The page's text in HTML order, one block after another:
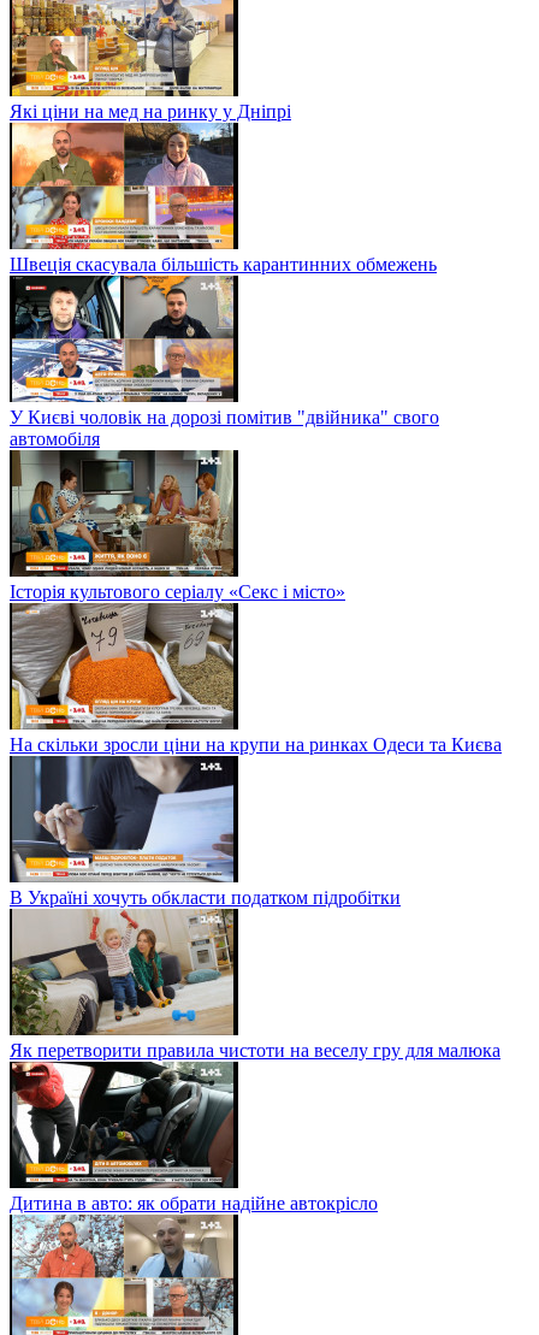
Які ціни на мед на ринку у Дніпрі
Швеція скасувала більшість карантинних обмежень
У Києві чоловік на дорозі помітив "двійника" свого
автомобіля
Історія культового серіалу «Секс і місто»
На скільки зросли ціни на крупи на ринках Одеси та Києва
В Україні хочуть обкласти податком підробітки
Як перетворити правила чистоти на веселу гру для малюка
Дитина в авто: як обрати надійне автокрісло